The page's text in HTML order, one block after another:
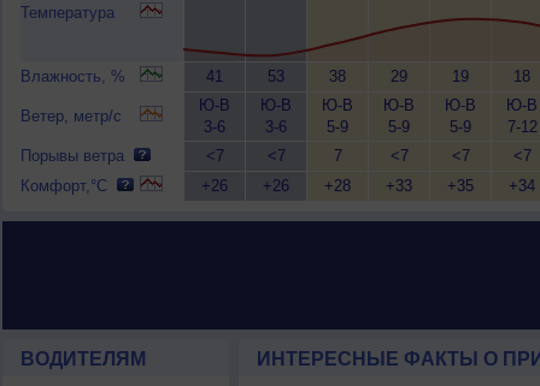
Температура
Влажность, %
Ветер, метр/с
Порывы ветра
Комфорт,°C
41
Ю-В
3-6
<7
+26
53
Ю-В
3-6
<7
+26
38
Ю-В
5-9
7
+28
29
Ю-В
5-9
<7
+33
19
Ю-В
5-9
<7
+35
18
Ю-В
7-12
<7
+34
ВОДИТЕЛЯМ ИНТЕРЕСНЫЕ ФАКТЫ О